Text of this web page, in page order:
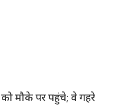
मौके पर पहुंचे; वे गहरे